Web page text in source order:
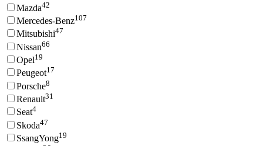
Mazda42
Mercedes-Benz107
Mitsubishi47
Nissan66
Opel19
Peugeot17
Porsche8
Renault31
Seat4
Skoda47
SsangYong19